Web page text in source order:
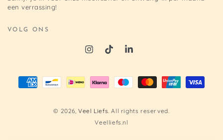
een verrassing!
VOLG ONS
© 2026,Veel Liefs . All rights reserved.
Veelliefs.nl
Betaalmethoden